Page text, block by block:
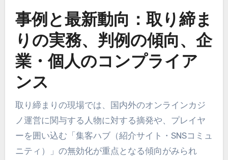
事例と最新動向：取り締ま
りの実務、判例の傾向、企
業・個人のコンプライア
ンス
取り締まりの現場では、国内外のオンラインカジ
ノ運営に関与する人物に対する摘発や、プレイヤ
ーを囲い込む「集客ハブ（紹介サイト・SNSコミュ
ニティ）」の無効化が重点となる傾向がみられ